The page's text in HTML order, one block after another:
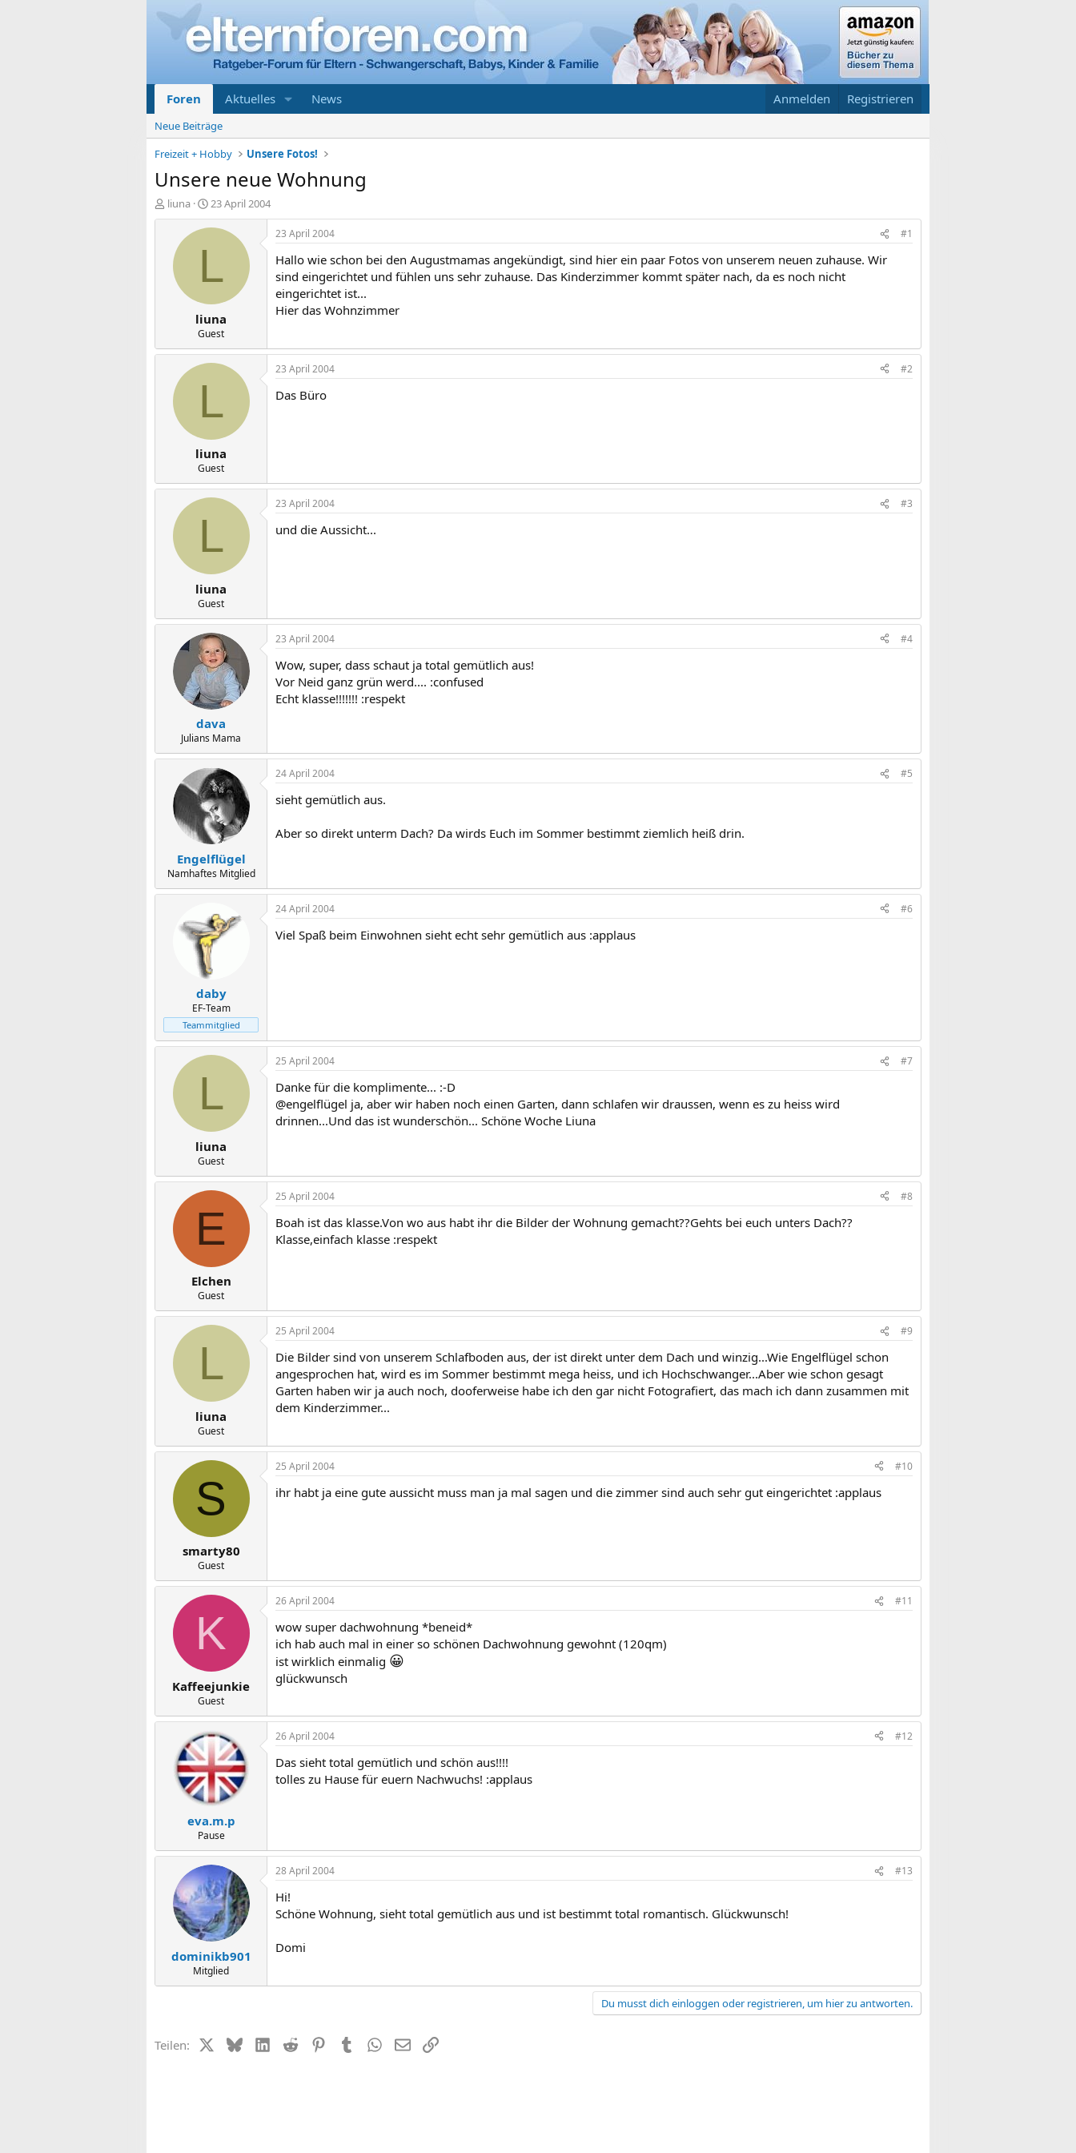
Foren Aktuelles News Anmelden Registrieren
Neue Beiträge
Freizeit + Hobby
Unsere Fotos!
Unsere neue Wohnung
E
r
liuna
E
r
s
l
t
a
m
23 April 2004
L
liuna
Guest
23 April 2004 #1
Hallo wie schon bei den Augustmamas angekündigt, sind hier ein paar Fotos von unserem neuen zuhause. Wir
sind eingerichtet und fühlen uns sehr zuhause. Das Kinderzimmer kommt später nach, da es noch nicht
eingerichtet ist...
Hier das Wohnzimmer
L
liuna
Guest
23 April 2004 #2
Das Büro
L
liuna
Guest
23 April 2004 #3
und die Aussicht...
dava
Julians Mama
23 April 2004 #4
Wow, super, dass schaut ja total gemütlich aus!
Vor Neid ganz grün werd.... :confused
Echt klasse!!!!!!! :respekt
Engelflügel
Namhaftes Mitglied
24 April 2004 #5
sieht gemütlich aus.
Aber so direkt unterm Dach? Da wirds Euch im Sommer bestimmt ziemlich heiß drin.
daby
EF-Team
Teammitglied
24 April 2004 #6
Viel Spaß beim Einwohnen sieht echt sehr gemütlich aus :applaus
L
liuna
Guest
25 April 2004 #7
Danke für die komplimente... :-D
@engelflügel ja, aber wir haben noch einen Garten, dann schlafen wir draussen, wenn es zu heiss wird
drinnen...Und das ist wunderschön... Schöne Woche Liuna
E
Elchen
Guest
25 April 2004 #8
Boah ist das klasse.Von wo aus habt ihr die Bilder der Wohnung gemacht??Gehts bei euch unters Dach??
Klasse,einfach klasse :respekt
L
liuna
Guest
25 April 2004 #9
Die Bilder sind von unserem Schlafboden aus, der ist direkt unter dem Dach und winzig...Wie Engelflügel schon
angesprochen hat, wird es im Sommer bestimmt mega heiss, und ich Hochschwanger...Aber wie schon gesagt
Garten haben wir ja auch noch, dooferweise habe ich den gar nicht Fotografiert, das mach ich dann zusammen mit
dem Kinderzimmer...
S
smarty80
Guest
25 April 2004 #10
ihr habt ja eine gute aussicht muss man ja mal sagen und die zimmer sind auch sehr gut eingerichtet :applaus
K
Kaffeejunkie
Guest
26 April 2004 #11
wow super dachwohnung *beneid*
ich hab auch mal in einer so schönen Dachwohnung gewohnt (120qm)
ist wirklich einmalig 😀
glückwunsch
eva.m.p
Pause
26 April 2004 #12
Das sieht total gemütlich und schön aus!!!!
tolles zu Hause für euern Nachwuchs! :applaus
dominikb901
Mitglied
28 April 2004 #13
Hi!
Schöne Wohnung, sieht total gemütlich aus und ist bestimmt total romantisch. Glückwunsch!
Domi
Du musst dich einloggen oder registrieren, um hier zu antworten.
Teilen: X (Twitter)
BlueskyLinkedIn
Reddit PinterestTumblrWhatsApp
E-MailLink